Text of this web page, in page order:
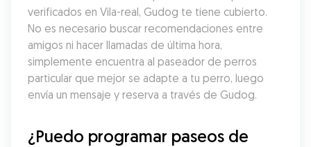
verificados en Vila-real, Gudog te tiene cubierto.
No es necesario buscar recomendaciones entre
amigos ni hacer llamadas de última hora,
simplemente encuentra al paseador de perros
particular que mejor se adapte a tu perro, luego
envía un mensaje y reserva a través de Gudog.
¿Puedo programar paseos de